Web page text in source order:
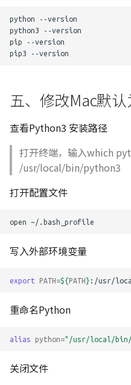
python
--version
python3
--version
pip
--version
pip3
五、修改Mac默
查看Python3 安装路径
打开终端，输入which
/usr/local/bin/python3
打开配置文件
open
写入外部环境变量
export PATH=${PATH}
重命名Python
alias python="/usr/local/bin/
关闭文件